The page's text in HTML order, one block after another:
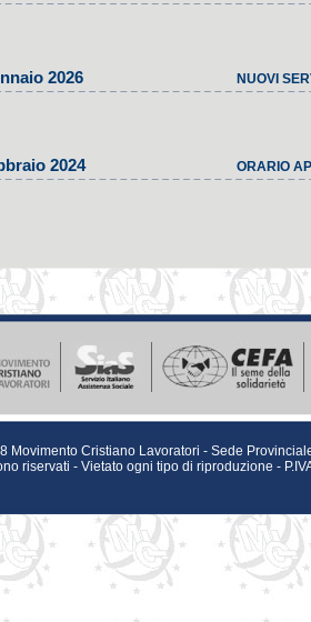
2026 NUOVI
2024 ORARIO
Movimento Cristiano Lavoratori - Sede
riservati - Vietato ogni tipo di riproduzione -